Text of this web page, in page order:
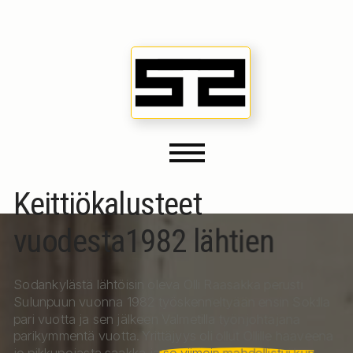
Keittiökalusteet
vuodesta1982 lähtien
Sodankylästä lähtöisin oleva Olli Raasakka perusti
Sulunpuun vuonna 1982 työskenneltyään ensin Sok:lla
pari vuotta ja sen jälkeen Valmetilla työnjohtajana
parikymmentä vuotta. Yrittäjyys oli ollut Ollille haaveena